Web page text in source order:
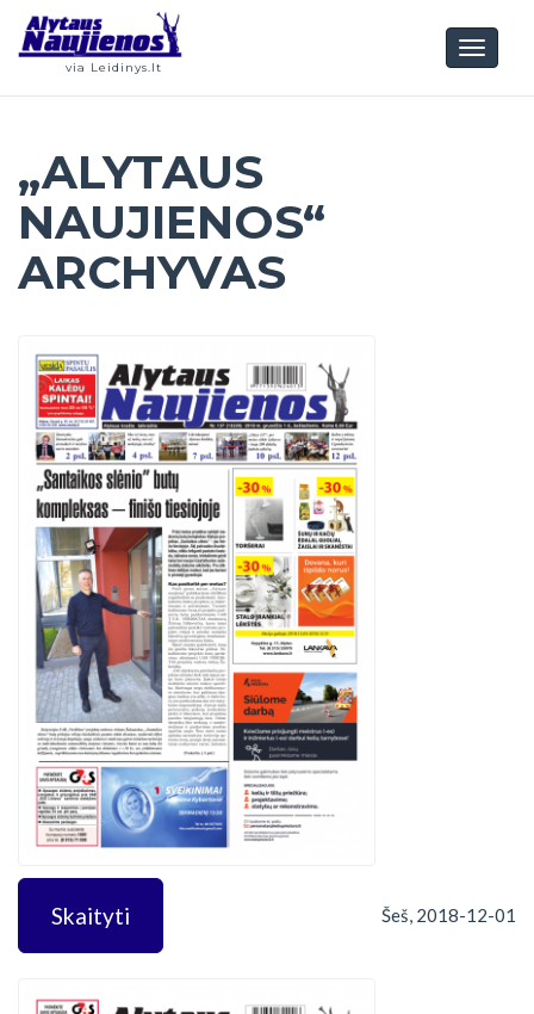
via Leidinys.lt
„ALYTAUS
NAUJIENOS“
ARCHYVAS
Skaityti Šeš, 2018-12-01